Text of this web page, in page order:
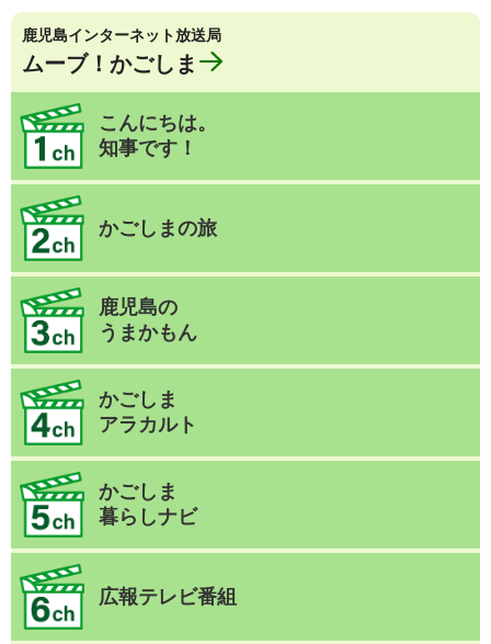
鹿児島インターネット放送局
ムーブ！かごしま
こんにちは。
知事です！
かごしまの旅
鹿児島の
うまかもん
かごしま
アラカルト
かごしま
暮らしナビ
広報テレビ番組